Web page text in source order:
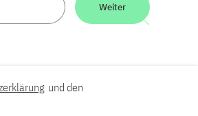
Weiter
und den